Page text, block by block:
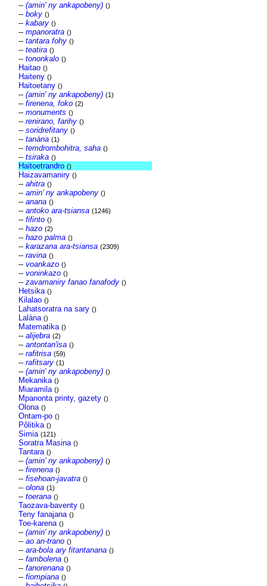
-- (amin' ny ankapobeny) ()
-- boky ()
-- kabary ()
-- mpanoratra ()
-- tantara fohy ()
-- teatira ()
-- tononkalo ()
Haitao ()
Haiteny ()
Haitoetany ()
-- (amin' ny ankapobeny) (1)
-- firenena, foko (2)
-- monuments ()
-- renirano, farihy ()
-- soridrefitany ()
-- tanàna (1)
-- temdrombohitra, saha ()
-- tsiraka ()
Haitoetrandro ()
Haizavamaniry ()
-- ahitra ()
-- amin' ny ankapobeny ()
-- anana ()
-- antoko ara-tsiansa (1246)
-- fifinto ()
-- hazo (2)
-- hazo palma ()
-- karazana ara-tsiansa (2309)
-- ravina ()
-- voankazo ()
-- voninkazo ()
-- zavamaniry fanao fanafody ()
Hetsika ()
Kilalao ()
Lahatsoratra na sary ()
Lalàna ()
Matematika ()
-- alijebra (2)
-- antontan'isa ()
-- rafitrisa (59)
-- rafitsary (1)
-- (amin' ny ankapobeny) ()
Mekanika ()
Miaramila ()
Mpanonta printy, gazety ()
Olona ()
Ontam-po ()
Pôlitika ()
Simia (121)
Soratra Masina ()
Tantara ()
-- (amin' ny ankapobeny) ()
-- firenena ()
-- fisehoan-javatra ()
-- olona (1)
-- toerana ()
Taozava-baventy ()
Teny fanajana ()
Toe-karena ()
-- (amin' ny ankapobeny) ()
-- ao an-trano ()
-- ara-bola ary fitantanana ()
-- fambolena ()
-- fanorenana ()
-- fiompiana ()